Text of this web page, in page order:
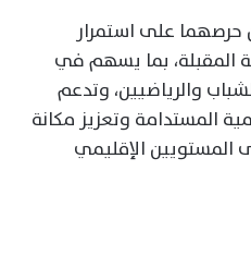
حرصهما على استمرار
المقبلة، بما يسهم في
والرياضيين، وتدعم
المستدامة وتعزيز مكانة
الإقليمي